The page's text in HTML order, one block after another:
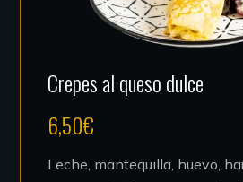
Crepes al queso dulce
6,50€
Leche, mantequilla, huevo,